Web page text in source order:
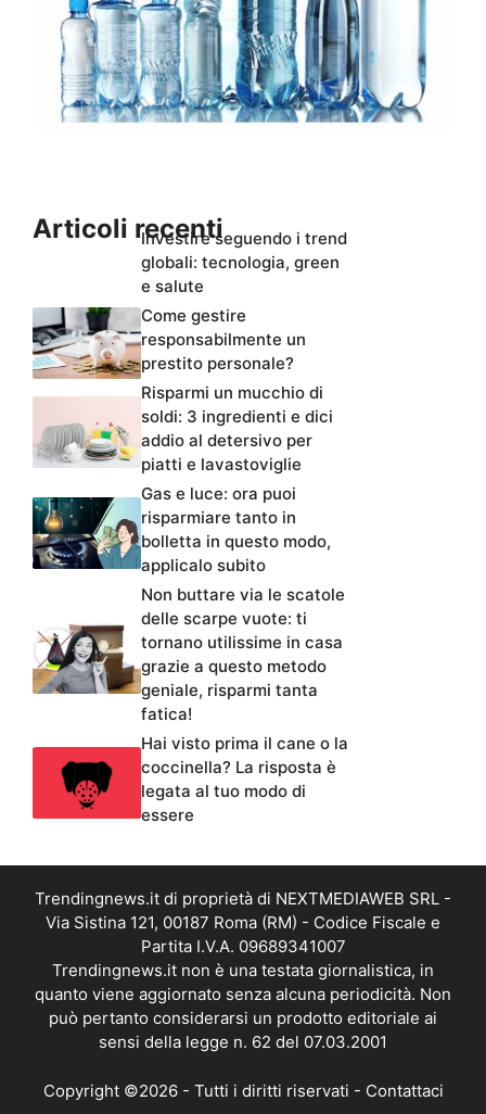
Articoli recentiInvestire seguendo i trend
globali: tecnologia, green
e salute
Come gestire
responsabilmente un
prestito personale?
Risparmi un mucchio di
soldi: 3 ingredienti e dici
addio al detersivo per
piatti e lavastoviglie
Gas e luce: ora puoi
risparmiare tanto in
bolletta in questo modo,
applicalo subito
Non buttare via le scatole
delle scarpe vuote: ti
tornano utilissime in casa
grazie a questo metodo
geniale, risparmi tanta
fatica!
Hai visto prima il cane o la
coccinella? La risposta è
legata al tuo modo di
essere
Trendingnews.it di proprietà di NEXTMEDIAWEB SRL -
Via Sistina 121, 00187 Roma (RM) - Codice Fiscale e
Partita I.V.A. 09689341007
Trendingnews.it non è una testata giornalistica, in
quanto viene aggiornato senza alcuna periodicità. Non
può pertanto considerarsi un prodotto editoriale ai
sensi della legge n. 62 del 07.03.2001
Copyright ©2026 - Tutti i diritti riservati - Contattaci